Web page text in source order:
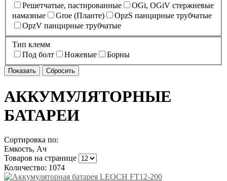
Решетчатые, пастированные
OGi, OGiV стержневые
намазные
Groe (Планте)
OpzS панцирные трубчатые
OpzV панцирные трубчатые
Тип клемм
Под болт
Ножевые Борны
АККУМУЛЯТОРНЫЕ
БАТАРЕИ
Сортировка по:
Емкость, Ач
Товаров на странице
Количество: 1074